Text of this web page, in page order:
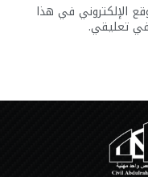
الإلكتروني في هذا
في تعليقي.